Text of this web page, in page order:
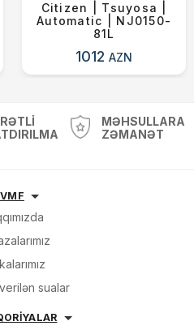
Citizen | Tsuyosa |
Automatic | NJ0150-
81L
1012AZN
MƏHSULLARA
ZƏMANƏT
VMF
sualar